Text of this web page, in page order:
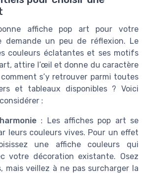
affiche pop art pour votre
demande un peu de réflexion. Le
couleurs éclatantes et ses motifs
attire l’œil et donne du caractère
s’y retrouver parmi toutes
et tableaux disponibles ? Voici
:
: Les affiches pop art se
leurs couleurs vives. Pour un effet
une affiche couleurs qui
votre décoration existante. Osez
mais veillez à ne pas surcharger la